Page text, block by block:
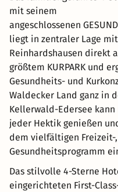
mit seinem
angeschlossenen
liegt in zentraler Lage
Reinhardshausen direkt
größtem KURPARK und
Gesundheits- und
Waldecker Land ganz in
Kellerwald-Edersee kann
jeder Hektik genießen
dem vielfältigen Freizeit-
Gesundheitsprogramm
Das stilvolle 4-Sterne
eingerichteten First-